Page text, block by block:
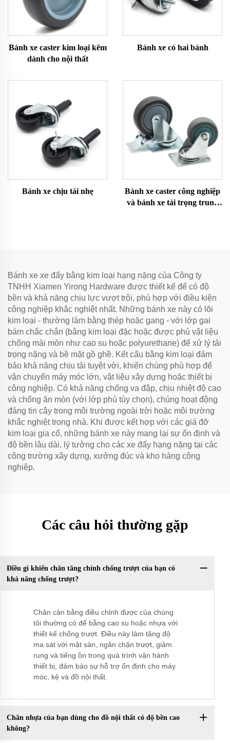
Bánh xe caster kim loại kẽm
dành cho nội thất
Bánh xe có hai bánh
Bánh xe chịu tải nhẹ
Bánh xe caster công nghiệp
và bánh xe tải trọng trung
Bánh xe xe đẩy bằng kim loại hạng nặng của Công ty
TNHH Xiamen Yirong Hardware được thiết kế để có độ
bền và khả năng chịu lực vượt trội, phù hợp với điều kiện
công nghiệp khắc nghiệt nhất. Những bánh xe này có lõi
kim loại - thường làm bằng thép hoặc gang - với lớp gai
bám chắc chắn (bằng kim loại đặc hoặc được phủ vật liệu
chống mài mòn như cao su hoặc polyurethane) để xử lý tải
trọng nặng và bề mặt gồ ghề. Kết cấu bằng kim loại đảm
bảo khả năng chịu tải tuyệt vời, khiến chúng phù hợp để
vận chuyển máy móc lớn, vật liệu xây dựng hoặc thiết bị
công nghiệp. Có khả năng chống va đập, chịu nhiệt độ cao
và chống ăn mòn (với lớp phủ tùy chọn), chúng hoạt động
đáng tin cậy trong môi trường ngoài trời hoặc môi trường
khắc nghiệt trong nhà. Khi được kết hợp với các giá đỡ
kim loại gia cố, những bánh xe này mang lại sự ổn định và
độ bền lâu dài, lý tưởng cho các xe đẩy hạng nặng tại các
công trường xây dựng, xưởng đúc và kho hàng công
nghiệp.
Các câu hỏi thường gặp
Điều gì khiến chân tăng chỉnh chống trượt của bạn có
khả năng chống trượt?
Chân cân bằng điều chỉnh được của chúng
tôi thường có đế bằng cao su hoặc nhựa với
thiết kế chống trượt. Điều này làm tăng độ
ma sát với mặt sàn, ngăn chặn trượt, giảm
rung và tiếng ồn trong quá trình vận hành
thiết bị, đảm bảo sự hỗ trợ ổn định cho máy
móc, kệ và đồ nội thất.
Chân nhựa của bạn dùng cho đồ nội thất có độ bền cao
không?